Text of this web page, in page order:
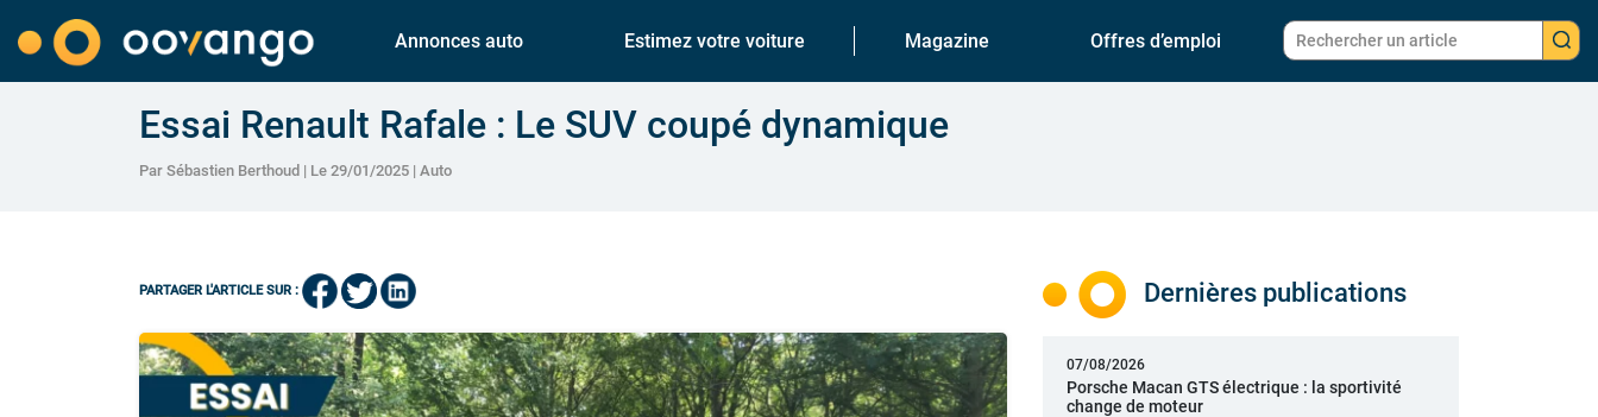
Annonces auto Estimez votre voiture Magazine Offres d’emploi
Essai Renault Rafale : Le SUV coupé dynamique
Par Sébastien Berthoud | Le 29/01/2025 | Auto
PARTAGER L'ARTICLE SUR : Dernières publications
07/08/2026
Porsche Macan GTS électrique : la sportivité
change de moteur